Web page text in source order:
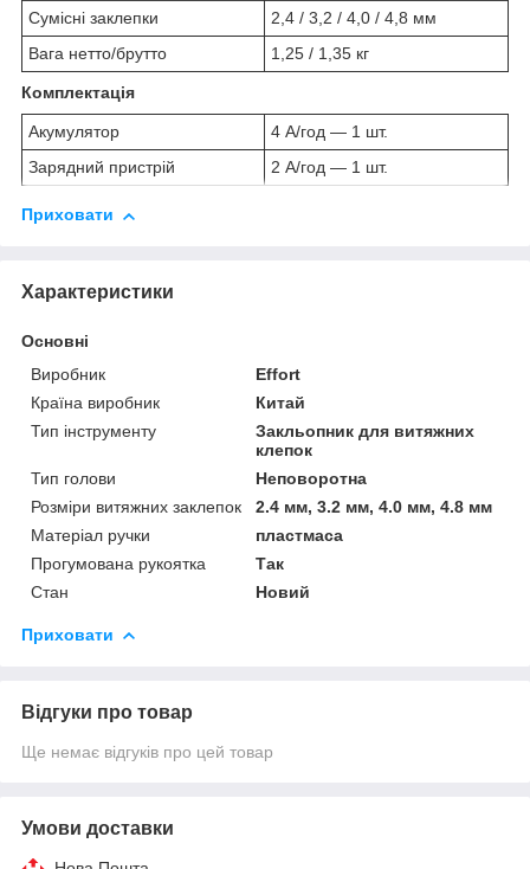
Сумісні заклепки
2,4 / 3,2 / 4,0 / 4,8 мм
Вага нетто/брутто
1,25 / 1,35 кг
Комплектація
Акумулятор
4 А/год — 1 шт.
Зарядний пристрій
2 А/год — 1 шт.
Приховати
Характеристики
Основні
Виробник
Effort
Країна виробник
Китай
Тип інструменту
Закльопник для витяжних
клепок
Тип голови
Неповоротна
Розміри витяжних заклепок
2.4 мм, 3.2 мм, 4.0 мм, 4.8 мм
Матеріал ручки
пластмаса
Прогумована рукоятка
Так
Стан
Новий
Приховати
Відгуки про товар
Ще немає відгуків про цей товар
Умови доставки